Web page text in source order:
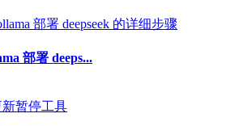
部署 deeps...